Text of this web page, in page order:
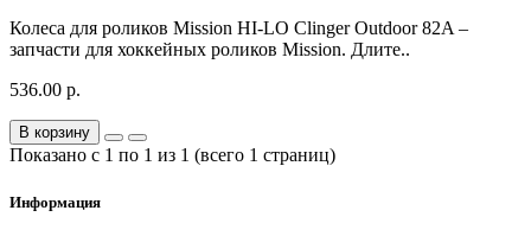
Колеса для роликов Mission HI-LO Clinger Outdoor 82A –
запчасти для хоккейных роликов Mission. Длите..
536.00 р.
В корзину
Показано с 1 по 1 из 1 (всего 1 страниц)
Информация